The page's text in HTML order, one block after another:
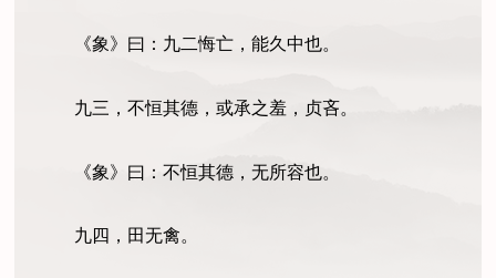
《象》曰：九二悔亡，能久中也。
九三，不恒其德，或承之羞，贞吝。
《象》曰：不恒其德，无所容也。
九四，田无禽。